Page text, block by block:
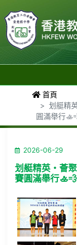
首頁
划艇精
圓滿舉行
2026-06-29
划艇精英・薈
賽圓滿舉行🚣💨